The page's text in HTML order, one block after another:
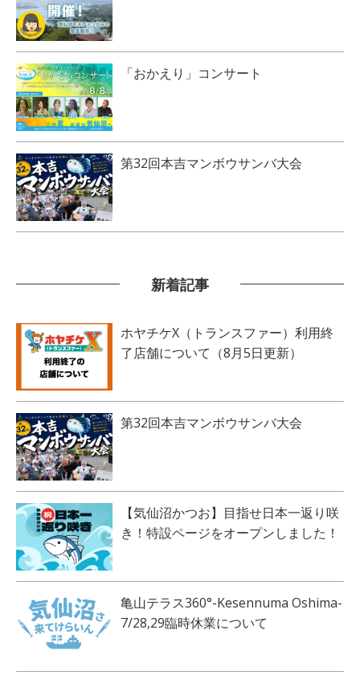
「おかえり」コンサート
第32回本吉マンボウサンバ大会
新着記事
ホヤチケX（トランスファー）利用終
了店舗について（8月5日更新）
第32回本吉マンボウサンバ大会
【気仙沼かつお】目指せ日本一返り咲
き！特設ページをオープンしました！
亀山テラス360°-Kesennuma Oshima-
7/28,29臨時休業について